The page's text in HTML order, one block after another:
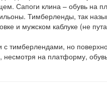
Сапоги клина – обувь на
Тимберленды, так
и мужском каблуке (не
тимберлендами, но
несмотря на платформу,